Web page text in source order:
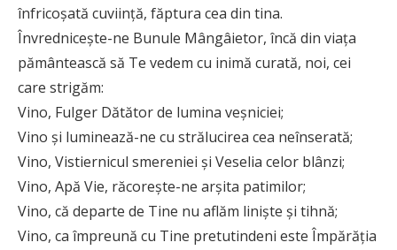
înfricoșată cuviință, făptura cea din tina.
Învrednicește-ne Bunule Mângâietor, încă din viața
pământească să Te vedem cu inimă curată, noi, cei
care strigăm:
Vino, Fulger Dătător de lumina veșniciei;
Vino și luminează-ne cu strălucirea cea neînserată;
Vino, Vistiernicul smereniei și Veselia celor blânzi;
Vino, Apă Vie, răcorește-ne arșita patimilor;
Vino, că departe de Tine nu aflăm liniște și tihnă;
Vino, ca împreună cu Tine pretutindeni este Împărăția